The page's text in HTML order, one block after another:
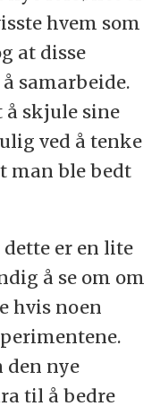
hvem som
at disse
samarbeide.
å skjule sine
ved å tenke
man ble bedt
er en lite
å se om om
hvis noen
den nye
til å bedre